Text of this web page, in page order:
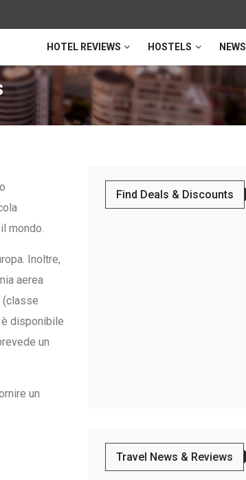
HOTEL REVIEWS HOSTELS NEWS
mondo.
Inoltre,
aerea
(classe
è disponibile
un
un
Find Deals & Discounts
Travel News & Reviews